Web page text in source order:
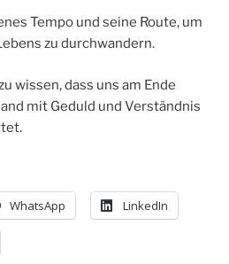
Tempo und seine Route, um
zu durchwandern.
wissen, dass uns am Ende
mit Geduld und Verständnis
WhatsApp LinkedIn